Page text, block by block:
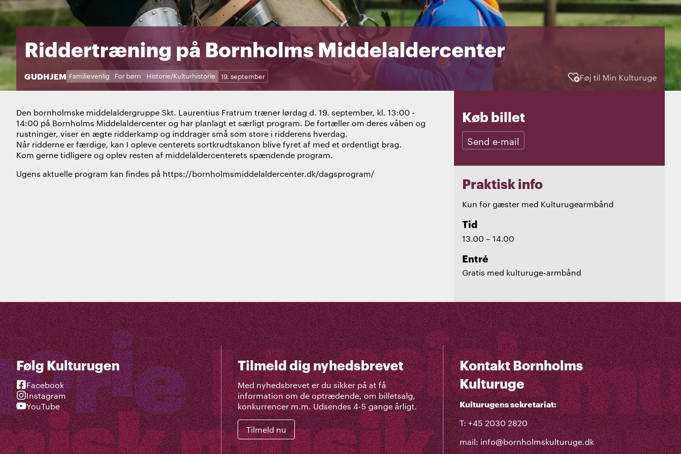
Riddertræning på Bornholms Middelaldercenter
STED:
GUDHJEM
Kategorier: Familievenlig For børn Historie/Kulturhistorie
Dage: 19. september Føj til Min Kulturuge
Den bornholmske middelaldergruppe Skt. Laurentius Fratrum træner lørdag d. 19. september, kl. 13:00 -
14:00 på Bornholms Middelaldercenter og har planlagt et særligt program. De fortæller om deres våben og
rustninger, viser en ægte ridderkamp og inddrager små som store i ridderens hverdag.
Når ridderne er færdige, kan I opleve centerets sortkrudtskanon blive fyret af med et ordentligt brag.
Kom gerne tidligere og oplev resten af middelaldercenterets spændende program.
Ugens aktuelle program kan findes på https://bornholmsmiddelaldercenter.dk/dagsprogram/
Køb billet
Send e-mail
Praktisk info
Kun for gæster med Kulturugearmbånd
Tid
13.00 – 14.00
Entré
Gratis med kulturuge-armbånd
Følg Kulturugen
Facebook
Instagram
YouTube
Tilmeld dig nyhedsbrevet
Med nyhedsbrevet er du sikker på at få
information om de optrædende, om billetsalg,
konkurrencer m.m. Udsendes 4-5 gange årligt.
Tilmeld nu
Kontakt Bornholms
Kulturuge
Kulturugens sekretariat:
T: +45 2030 2820
mail:info@bornholmskulturuge.dk